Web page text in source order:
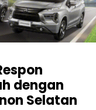
dengan
Selatan